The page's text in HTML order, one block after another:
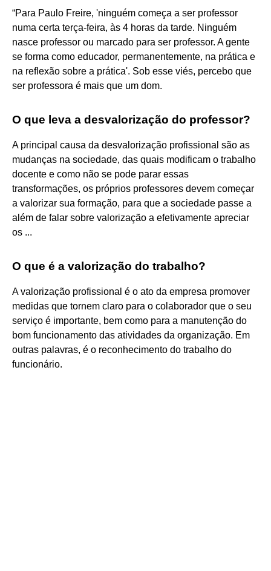
“Para Paulo Freire, 'ninguém começa a ser professor
numa certa terça-feira, às 4 horas da tarde. Ninguém
nasce professor ou marcado para ser professor. A gente
se forma como educador, permanentemente, na prática e
na reflexão sobre a prática'. Sob esse viés, percebo que
ser professora é mais que um dom.
O que leva a desvalorização do professor?
A principal causa da desvalorização profissional são as
mudanças na sociedade, das quais modificam o trabalho
docente e como não se pode parar essas
transformações, os próprios professores devem começar
a valorizar sua formação, para que a sociedade passe a
além de falar sobre valorização a efetivamente apreciar
os ...
O que é a valorização do trabalho?
A valorização profissional é o ato da empresa promover
medidas que tornem claro para o colaborador que o seu
serviço é importante, bem como para a manutenção do
bom funcionamento das atividades da organização. Em
outras palavras, é o reconhecimento do trabalho do
funcionário.